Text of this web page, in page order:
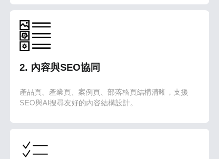
2. 內容與SEO協同
產品頁、產業頁、案例頁、部落格頁結構清晰，支援
SEO與AI搜尋友好的內容結構設計。